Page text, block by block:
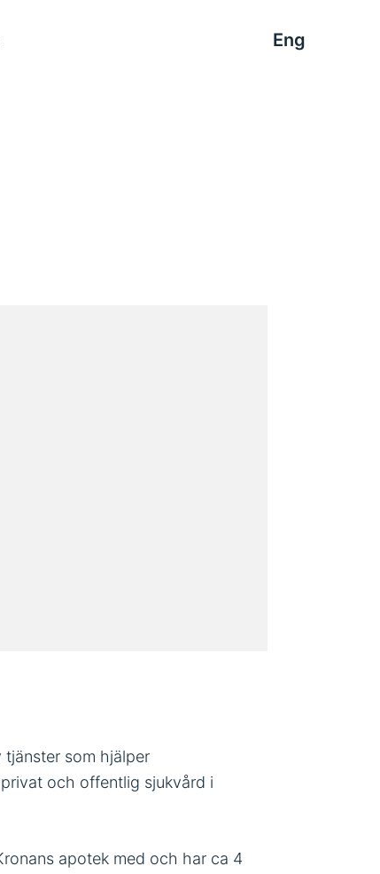
Eng
som hjälper
och offentlig sjukvård i
apotek med och har ca 4